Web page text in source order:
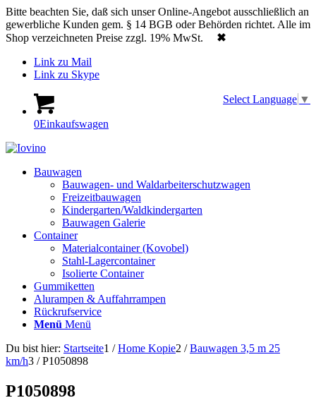
Bitte beachten Sie, daß sich unser Online-Angebot ausschließlich an
gewerbliche Kunden gem. § 14 BGB oder Behörden richtet. Alle im
Shop verzeichneten Preise zzgl. 19% MwSt.
✖
Link zu Mail
Link zu Skype
Select Language ▼
0Einkaufswagen
Bauwagen
Bauwagen- und Waldarbeiterschutzwagen
Freizeitbauwagen
Kindergarten/Waldkindergarten
Bauwagen Galerie
Container
Materialcontainer (Kovobel)
Stahl-Lagercontainer
Isolierte Container
Gummiketten
Alurampen & Auffahrrampen
Rückrufservice
Menü Menü
Du bist hier: Startseite1 / Home Kopie2 / Bauwagen 3,5 m 25
km/h3 / P1050898
P1050898